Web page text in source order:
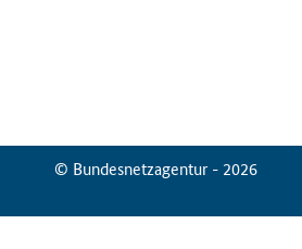
© Bundesnetzagentur - 2026